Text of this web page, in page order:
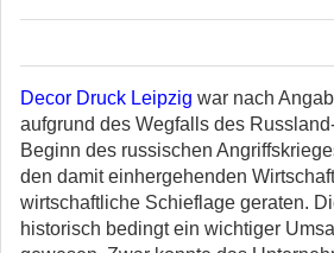
Decor Druck Leipzig war nach
aufgrund des Wegfalls des
Beginn des russischen
den damit einhergehenden
wirtschaftliche Schieflage geraten.
historisch bedingt ein wichtiger